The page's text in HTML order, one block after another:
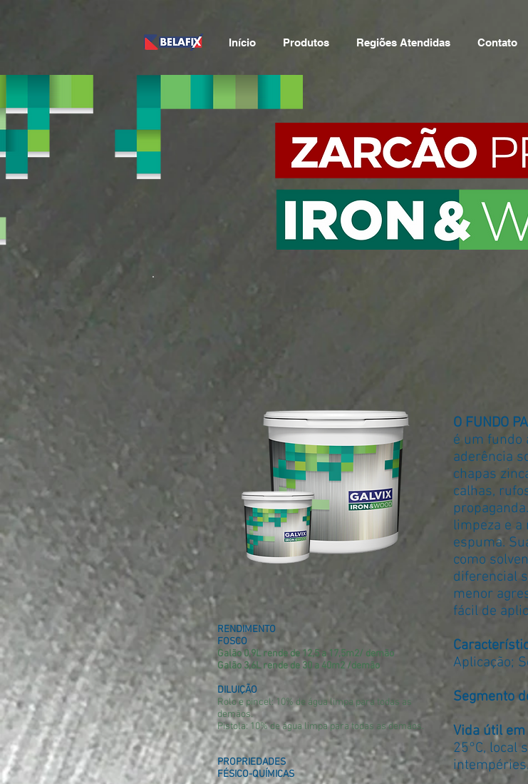
Início Produtos Regiões Atendidas Contato
RENDIMENTO
FOSCO
Galão 0,9L rende de 12,5 a 17,5m2/ demão
Galão 3,6L rende de 30 a 40m2 /demão
DILUIÇÃO
Rolo e pincel: 10% de água limpa para todas as
demãos.
Pistola: 10% de água limpa para todas as demãos.
PROPRIEDADES
FÉSICO-QUÍMICAS
O FUNDO
é um fundo
aderência
chapas
calhas,
limpeza e
espuma.
como
diferencial
menor
fácil de
Aplicação;
Segmento
Vida útil
25°C, local
intempéries.